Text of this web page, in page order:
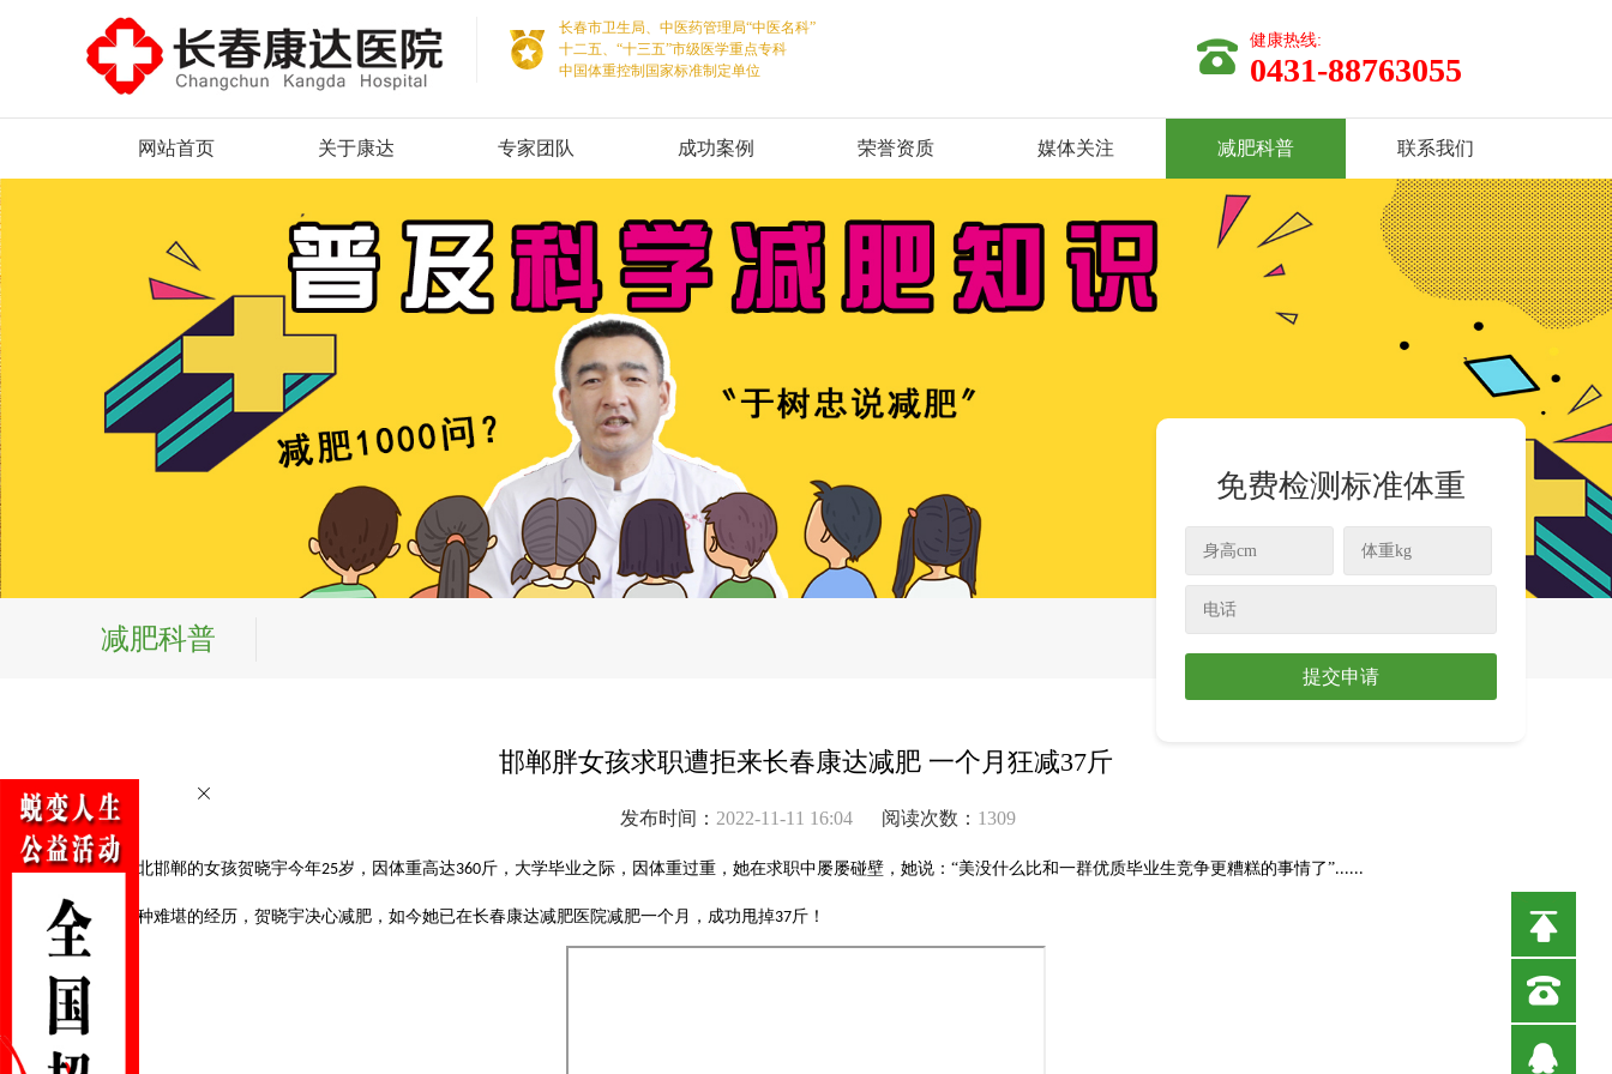
长春市卫生局、中医药管理局“中医名科”
十二五、“十三五”市级医学重点专科
中国体重控制国家标准制定单位
健康热线:
0431-88763055
网站首页 关于康达 专家团队 成功案例 荣誉资质 媒体关注 减肥科普 联系我们
免费检测标准体重
提交申请
减肥科普
邯郸胖女孩求职遭拒来长春康达减肥 一个月狂减37斤
发布时间： 2022-11-11 16:04 阅读次数： 1309
来自河北邯郸的女孩贺晓宇今年25岁，因体重高达360斤，大学毕业之际，因体重过重，她在求职中屡屡碰壁，她说：“美没什么比和一群优质毕业生竞争更糟糕的事情了”......
面对种种难堪的经历，贺晓宇决心减肥，如今她已在长春康达减肥医院减肥一个月，成功甩掉37斤！